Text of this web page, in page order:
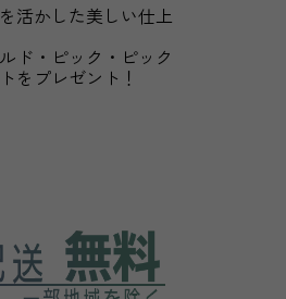
活かした美しい仕上
ド・ピック・ピック
をプレゼント！